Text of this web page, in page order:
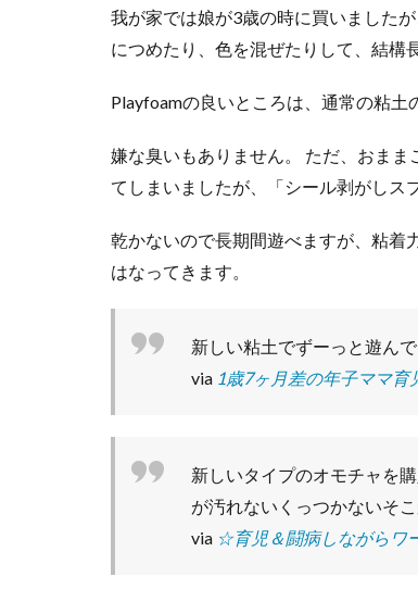
な形
や色
のシ
を作
とが
出来
ま
5
ま
我が家では娘が3歳の時に買いました
につめたり、色を混ぜたりして、結構
Playfoamの良いところは、通常の粘土
嫌な臭いもありません。 ただ、おま
てしまいましたが、「シール剥がしス
乾かないので長期間遊べますが、粘着
はなってきます。
新しい粘土でずーっと遊ん
via 1歳7ヶ月差の年子ママ育
新しいタイプのオモチャを
が汚れないくっつかないそ
via ☆育児＆闘病しながらワ